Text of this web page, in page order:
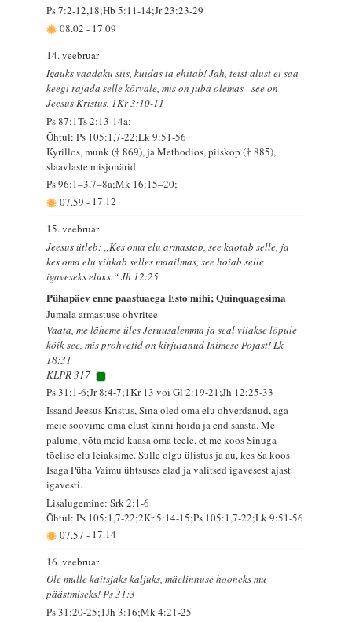
Ps 7:2-12,18;Hb 5:11-14;Jr 23:23-29
08.02- 17.09
14. veebruar
Igaüks vaadaku siis, kuidas ta ehitab! Jah, teist alust ei saa
keegi rajada selle kõrvale, mis on juba olemas - see on
Jeesus Kristus. 1Kr 3:10-11
Ps 87;1Ts 2:13-14a;
Õhtul: Ps 105:1,7-22;Lk 9:51-56
Kyrillos, munk († 869), ja Methodios, piiskop († 885),
slaavlaste misjonärid
Ps 96:1–3,7–8a;Mk 16:15–20;
07.59- 17.12
15. veebruar
Jeesus ütleb: „Kes oma elu armastab, see kaotab selle, ja
kes oma elu vihkab selles maailmas, see hoiab selle
igaveseks eluks.“ Jh 12:25
Pühapäev enne paastuaega Esto mihi; Quinquagesima
Jumala armastuse ohvritee
Vaata, me läheme üles Jeruusalemma ja seal viiakse lõpule
kõik see, mis prohvetid on kirjutanud Inimese Pojast! Lk
18:31
KLPR 317
Ps 31:1-6;Jr 8:4-7;1Kr 13 või Gl 2:19-21;Jh 12:25-33
Issand Jeesus Kristus, Sina oled oma elu ohverdanud, aga
meie soovime oma elust kinni hoida ja end säästa. Me
palume, võta meid kaasa oma teele, et me koos Sinuga
tõelise elu leiaksime. Sulle olgu ülistus ja au, kes Sa koos
Isaga Püha Vaimu ühtsuses elad ja valitsed igavesest ajast
igavesti.
Lisalugemine: Srk 2:1-6
Õhtul: Ps 105:1,7-22;2Kr 5:14-15;Ps 105:1,7-22;Lk 9:51-56
07.57- 17.14
16. veebruar
Ole mulle kaitsjaks kaljuks, mäelinnuse hooneks mu
päästmiseks! Ps 31:3
Ps 31:20-25;1Jh 3:16;Mk 4:21-25